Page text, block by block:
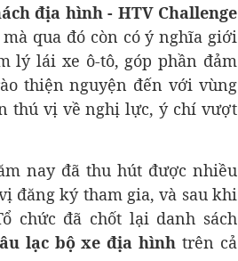
địa hình - HTV Challenge
qua đó còn có ý nghĩa giới
lý lái xe ô-tô, góp phần đảm
thiện nguyện đến với vùng
thú vị về nghị lực, ý chí vượt
nay đã thu hút được nhiều
đăng ký tham gia, và sau khi
chức đã chốt lại danh sách
lạc bộ xe địa hình trên cả